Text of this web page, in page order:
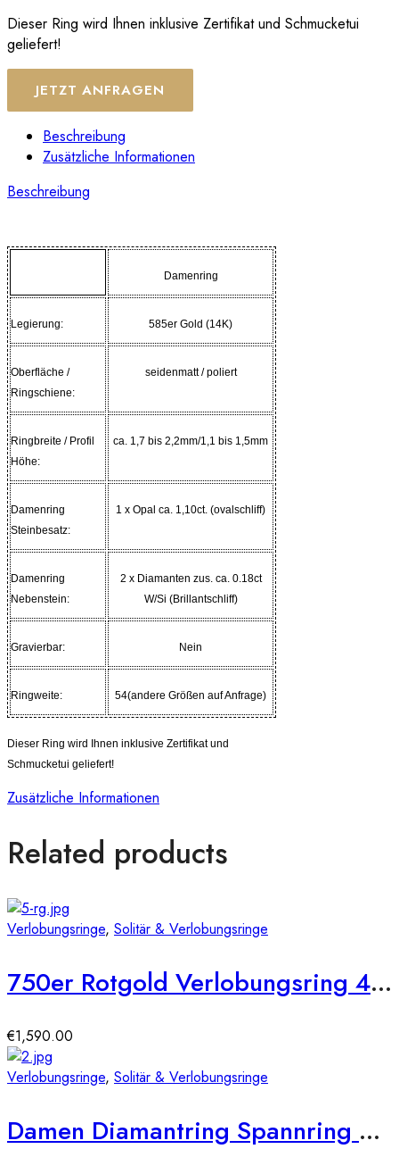
Dieser Ring wird Ihnen inklusive Zertifikat und Schmucketui
geliefert!
JETZT ANFRAGEN
Beschreibung
Zusätzliche Informationen
Beschreibung
Damenring
Legierung: 585er Gold (14K)
Oberfläche /
Ringschiene:
seidenmatt / poliert
Ringbreite / Profil
Höhe:
ca. 1,7 bis 2,2mm/1,1 bis 1,5mm
Damenring
Steinbesatz:
1 x Opal ca. 1,10ct. (ovalschliff)
Damenring
Nebenstein:
2 x Diamanten zus. ca. 0.18ct
W/Si (Brillantschliff)
Gravierbar: Nein
Ringweite: 54(andere Größen auf Anfrage)
Dieser Ring wird Ihnen inklusive Zertifikat und
Schmucketui geliefert!
Zusätzliche Informationen
Related products
Verlobungsringe, Solitär & Verlobungsringe
750er Rotgold Verlobungsring 4er Krappen ca. 0,36 ct Illusion Diamant Gr. 54
€1,590.00
Verlobungsringe, Solitär & Verlobungsringe
Damen Diamantring Spannring Weißgold 0,50 carat Solitärring Verlobungsring